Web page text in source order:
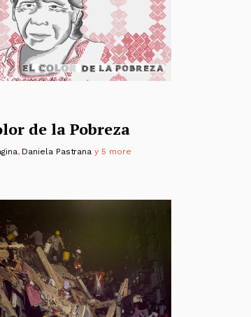
de la Pobreza
, Daniela Pastrana y 5 more